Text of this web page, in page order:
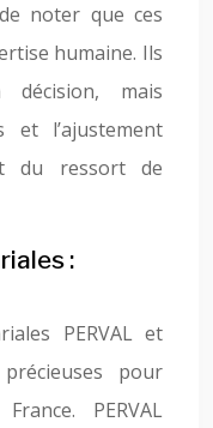
noter que ces
humaine. Ils
mais
et l’ajustement
du ressort de
:
PERVAL et
pour
PERVAL